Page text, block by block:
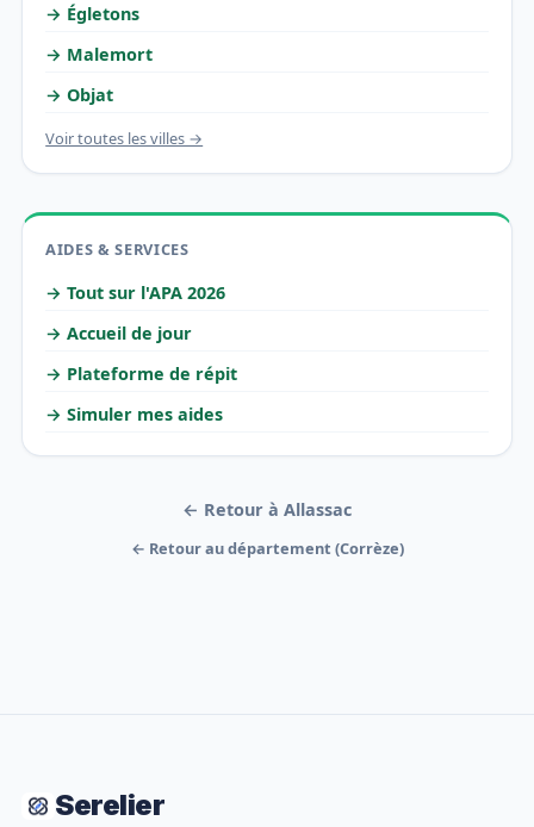
→ Égletons
→ Malemort
→ Objat
Voir toutes les villes →
AIDES & SERVICES
→ Tout sur l'APA 2026
→ Accueil de jour
→ Plateforme de répit
→ Simuler mes aides
← Retour à Allassac
← Retour au département (Corrèze)
Serelier